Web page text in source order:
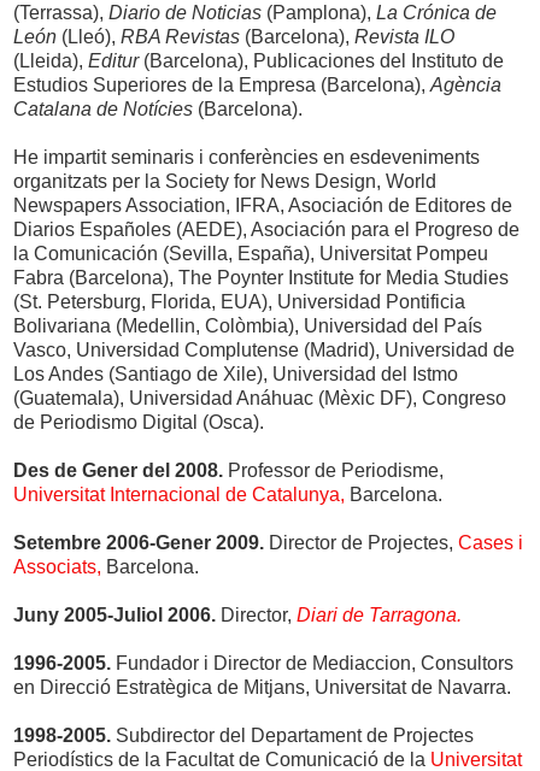
(Terrassa), Diario de Noticias (Pamplona), La Crónica de
León (Lleó), RBA Revistas (Barcelona), Revista ILO
(Lleida), Editur(Barcelona), Publicaciones del Instituto de
Estudios Superiores de la Empresa (Barcelona), Agència
Catalana de Notícies (Barcelona).
He impartit seminaris i conferències en esdeveniments
organitzats per la Society for News Design, World
Newspapers Association, IFRA, Asociación de Editores de
Diarios Españoles (AEDE), Asociación para el Progreso de
la Comunicación (Sevilla, España), Universitat Pompeu
Fabra (Barcelona), The Poynter Institute for Media Studies
(St. Petersburg, Florida, EUA), Universidad Pontificia
Bolivariana (Medellin, Colòmbia), Universidad del País
Vasco, Universidad Complutense (Madrid), Universidad de
Los Andes (Santiago de Xile), Universidad del Istmo
(Guatemala), Universidad Anáhuac (Mèxic DF), Congreso
de Periodismo Digital (Osca).
Des de Gener del 2008. Professor de Periodisme,
Universitat Internacional de Catalunya, Barcelona.
Setembre 2006-Gener 2009. Director de Projectes, Cases i
Associats, Barcelona.
Juny 2005-Juliol 2006. Director, Diari de Tarragona.
1996-2005. Fundador i Director de Mediaccion, Consultors
en Direcció Estratègica de Mitjans, Universitat de Navarra.
1998-2005. Subdirector del Departament de Projectes
Periodístics de la Facultat de Comunicació de la Universitat